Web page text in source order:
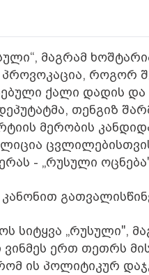
მაგრამ
პროვოკაცია, როგორ
ქალი დადის და
თენგიზ
მერობის
- „რუსული
სიტყვა „რუსული",
ერთ თეთრს
რომ ის პოლიტიკურ